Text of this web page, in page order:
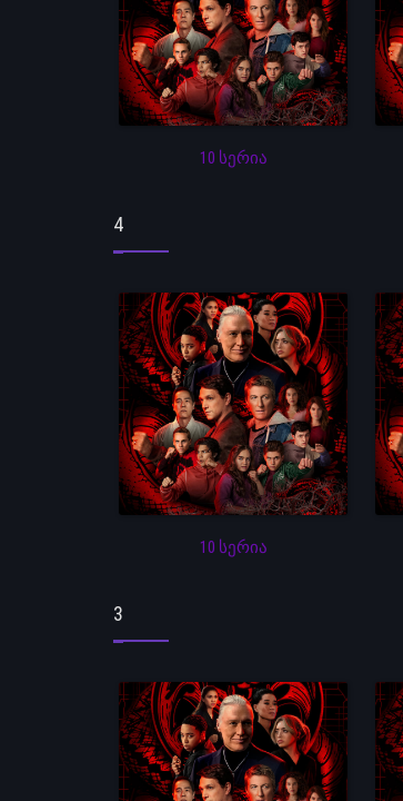
10 სერია
4
10 სერია
3